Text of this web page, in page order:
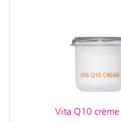
Vita Q10